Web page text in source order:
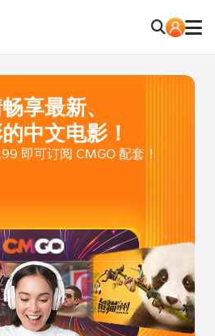
享最新、
中文电影！
即可订阅 CMGO 配套！